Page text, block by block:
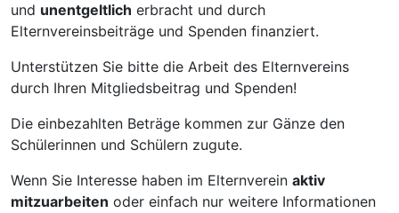
und unentgeltlich erbracht und durch
Elternvereinsbeiträge und Spenden finanziert.
Unterstützen Sie bitte die Arbeit des Elternvereins
durch Ihren Mitgliedsbeitrag und Spenden!
Die einbezahlten Beträge kommen zur Gänze den
Schülerinnen und Schülern zugute.
Wenn Sie Interesse haben im Elternverein aktiv
mitzuarbeiten oder einfach nur weitere Informationen